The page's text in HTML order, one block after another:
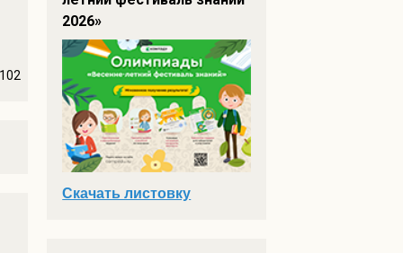
102
2026»
Скачать листовку